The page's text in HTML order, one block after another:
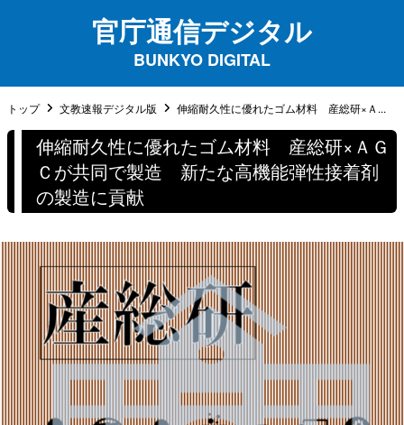
官庁通信デジタル
BUNKYO DIGITAL
トップ 文教速報デジタル版 伸縮耐久性に優れたゴム材料 産総研×Ａ...
伸縮耐久性に優れたゴム材料 産総研×ＡＧ
Ｃが共同で製造 新たな⾼機能弾性接着剤
の製造に貢献